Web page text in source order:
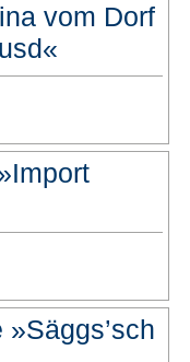
vom Dorf